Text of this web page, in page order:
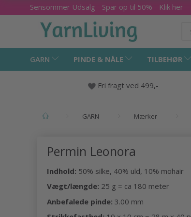
Sensommer Udsalg - Spar op til 50% - Klik her
GARN PINDE & NÅLE TILBEHØR
Fri fragt ved 499,-
GARN Mærker
Permin Leonora
Indhold: 50% silke, 40% uld, 10% mohair
Vægt/længde: 25 g = ca 180 meter
Anbefalede pinde: 3.00 mm